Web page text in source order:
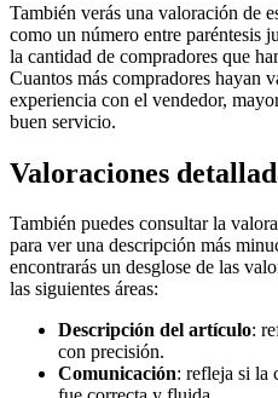
También verás una valoración de
como un número entre paréntesis
la cantidad de compradores que
Cuantos más compradores hayan
experiencia con el vendedor,
buen servicio.
Valoraciones
También puedes consultar la
para ver una descripción más
encontrarás un desglose de las
las siguientes áreas:
Descripción del artículo:
con precisión.
Comunicación: refleja si la